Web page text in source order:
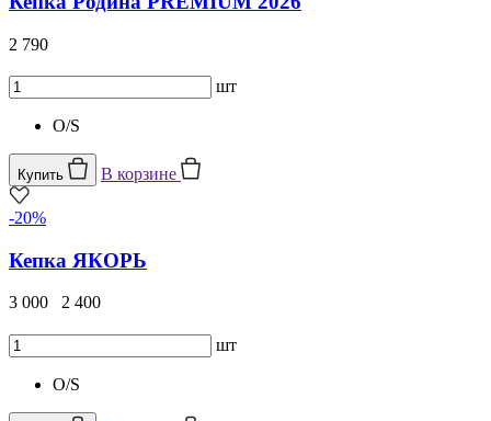
2 790
шт
O/S
Купить В корзине
-20%
Кепка ЯКОРЬ
3 000 2 400
шт
O/S